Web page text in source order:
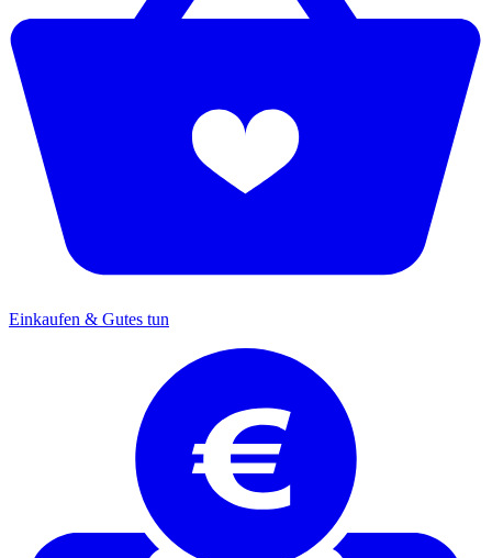
Einkaufen & Gutes tun